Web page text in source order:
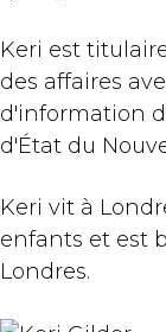
Keri est
des affaires
d'information
d'État du
Keri vit à
enfants et est
Londres.